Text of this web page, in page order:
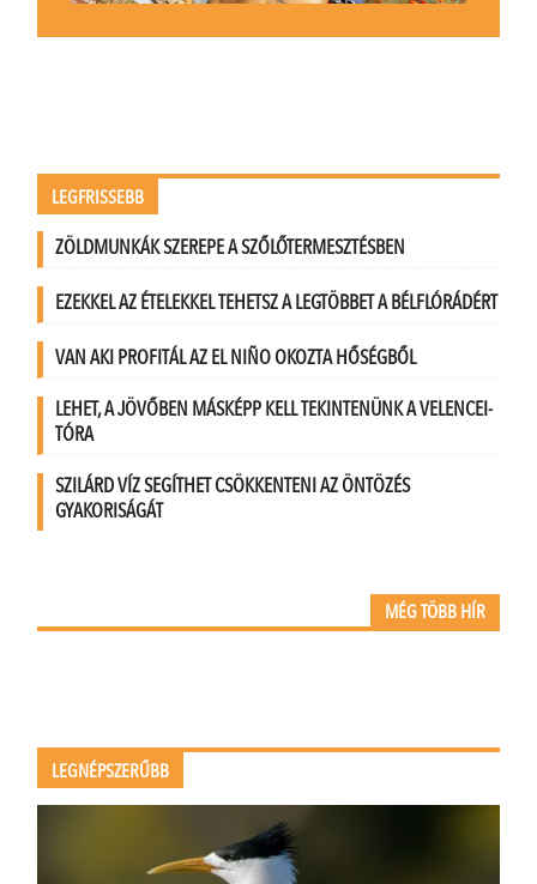
LEGFRISSEBB
ZÖLDMUNKÁK SZEREPE A SZŐLŐTERMESZTÉSBEN
EZEKKEL AZ ÉTELEKKEL TEHETSZ A LEGTÖBBET A BÉLFLÓRÁDÉRT
VAN AKI PROFITÁL AZ EL NIÑO OKOZTA HŐSÉGBŐL
LEHET, A JÖVŐBEN MÁSKÉPP KELL TEKINTENÜNK A VELENCEI-
TÓRA
SZILÁRD VÍZ SEGÍTHET CSÖKKENTENI AZ ÖNTÖZÉS
GYAKORISÁGÁT
MÉG TÖBB HÍR
LEGNÉPSZERŰBB